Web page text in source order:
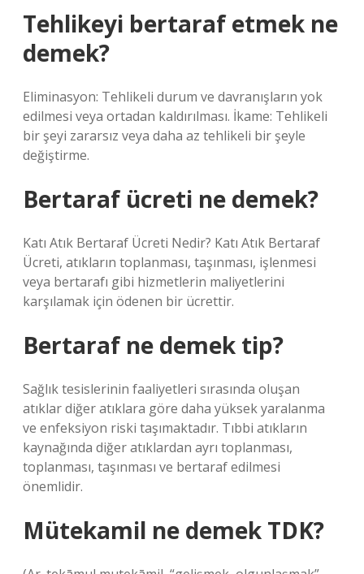
Tehlikeyi bertaraf etmek ne
demek?
Eliminasyon: Tehlikeli durum ve davranışların yok
edilmesi veya ortadan kaldırılması. İkame: Tehlikeli
bir şeyi zararsız veya daha az tehlikeli bir şeyle
değiştirme.
Bertaraf ücreti ne demek?
Katı Atık Bertaraf Ücreti Nedir? Katı Atık Bertaraf
Ücreti, atıkların toplanması, taşınması, işlenmesi
veya bertarafı gibi hizmetlerin maliyetlerini
karşılamak için ödenen bir ücrettir.
Bertaraf ne demek tip?
Sağlık tesislerinin faaliyetleri sırasında oluşan
atıklar diğer atıklara göre daha yüksek yaralanma
ve enfeksiyon riski taşımaktadır. Tıbbi atıkların
kaynağında diğer atıklardan ayrı toplanması,
toplanması, taşınması ve bertaraf edilmesi
önemlidir.
Mütekamil ne demek TDK?